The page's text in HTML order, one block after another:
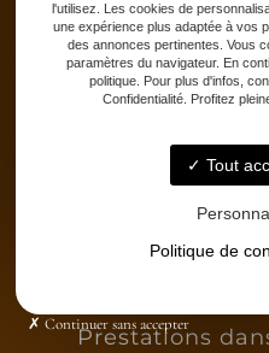
Prestations
l'utilisez. Les cookies de
une expérience plus adaptée à vos
des annonces pertinentes. Vous
paramètres du navigateur. En
politique. Pour plus d'infos,
Confidentialité. Profitez
Tout
Politique de
Continuer sans accepter